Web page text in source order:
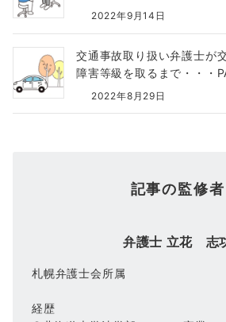
2022年9月14日
交通事故取り扱い弁護士が
障害等級を取るまで・・
2022年8月29日
記事の監修者
弁護士 立花 志
札幌弁護士会所属
経歴